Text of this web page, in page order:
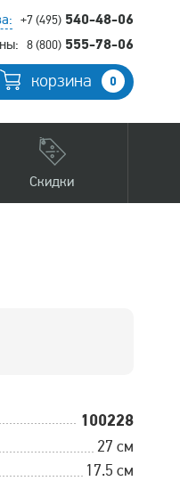
+7 (495) 540-48-06
8 (800) 555-78-06
корзина 0
Скидки
100228
27 см
17.5 см